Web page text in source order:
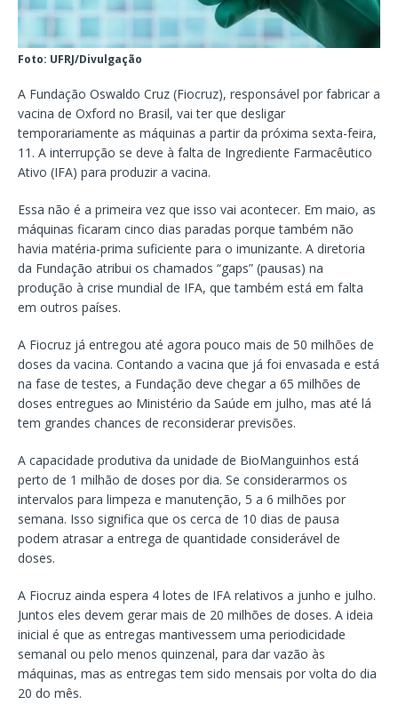
Foto: UFRJ/Divulgação
A Fundação Oswaldo Cruz (Fiocruz), responsável por fabricar a
vacina de Oxford no Brasil, vai ter que desligar
temporariamente as máquinas a partir da próxima sexta-feira,
11. A interrupção se deve à falta de Ingrediente Farmacêutico
Ativo (IFA) para produzir a vacina.
Essa não é a primeira vez que isso vai acontecer. Em maio, as
máquinas ficaram cinco dias paradas porque também não
havia matéria-prima suficiente para o imunizante. A diretoria
da Fundação atribui os chamados “gaps” (pausas) na
produção à crise mundial de IFA, que também está em falta
em outros países.
A Fiocruz já entregou até agora pouco mais de 50 milhões de
doses da vacina. Contando a vacina que já foi envasada e está
na fase de testes, a Fundação deve chegar a 65 milhões de
doses entregues ao Ministério da Saúde em julho, mas até lá
tem grandes chances de reconsiderar previsões.
A capacidade produtiva da unidade de BioManguinhos está
perto de 1 milhão de doses por dia. Se considerarmos os
intervalos para limpeza e manutenção, 5 a 6 milhões por
semana. Isso significa que os cerca de 10 dias de pausa
podem atrasar a entrega de quantidade considerável de
doses.
A Fiocruz ainda espera 4 lotes de IFA relativos a junho e julho.
Juntos eles devem gerar mais de 20 milhões de doses. A ideia
inicial é que as entregas mantivessem uma periodicidade
semanal ou pelo menos quinzenal, para dar vazão às
máquinas, mas as entregas tem sido mensais por volta do dia
20 do mês.